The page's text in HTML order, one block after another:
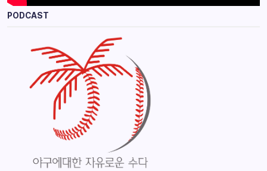
PODCAST